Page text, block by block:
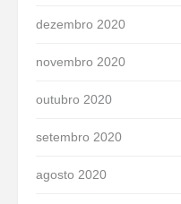
dezembro 2020
novembro 2020
outubro 2020
setembro 2020
agosto 2020